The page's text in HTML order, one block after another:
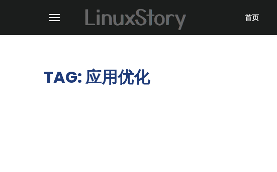
首页
TAG: 应用优化